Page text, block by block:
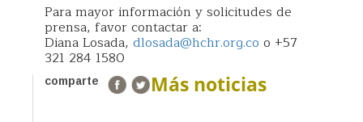
Para mayor información y solicitudes de
prensa, favor contactar a:
Diana Losada, dlosada@hchr.org.co o +57
321 284 1580
comparte Más noticias